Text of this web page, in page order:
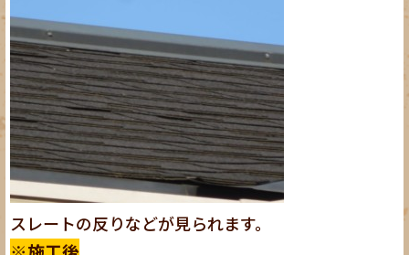
スレートの反りなどが見られます。